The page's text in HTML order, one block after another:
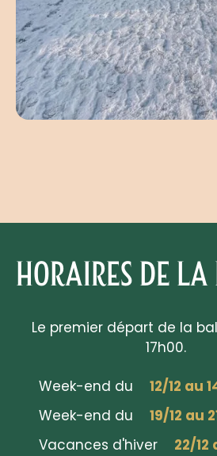
HORAIRES DE
Le premier départ de la
17h00.
Week-end du
12/12 au
Week-end du
19/12 au
Vacances d'hiver
22/12